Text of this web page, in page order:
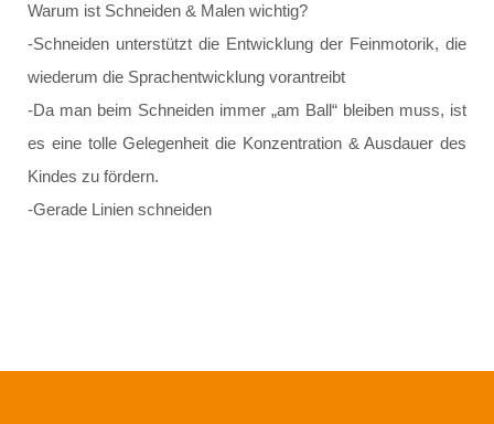
Warum ist Schneiden & Malen wichtig?
-Schneiden unterstützt die Entwicklung der Feinmotorik, die
wiederum die Sprachentwicklung vorantreibt
-Da man beim Schneiden immer „am Ball“ bleiben muss, ist
es eine tolle Gelegenheit die Konzentration & Ausdauer des
Kindes zu fördern.
-Gerade Linien schneiden